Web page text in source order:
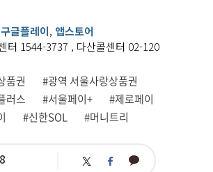
구글플레이, 앱스토어
터 1544-3737 , 다산콜센터 02-120
품권
#광역 서울사랑상품권
러스
#서울페이+
#제로페이
#신한SOL #머니트리
트 페 카